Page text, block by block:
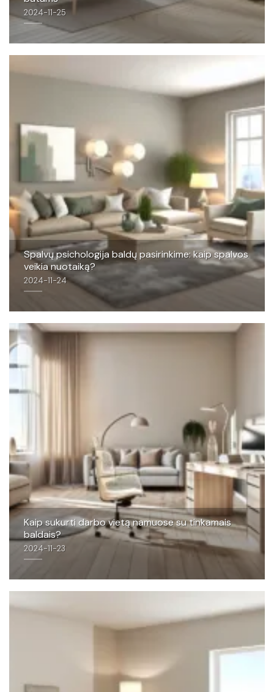
2024-11-25
Spalvų psichologija baldų pasirinkime: kaip spalvos
veikia nuotaiką?
2024-11-24
Kaip sukurti darbo vietą namuose su tinkamais
baldais?
2024-11-23